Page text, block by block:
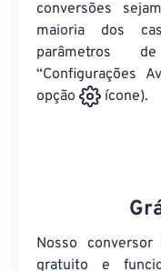
conversões
maioria dos
parâmetros
“Configurações
opção
ícone).
Nosso
gratuito e